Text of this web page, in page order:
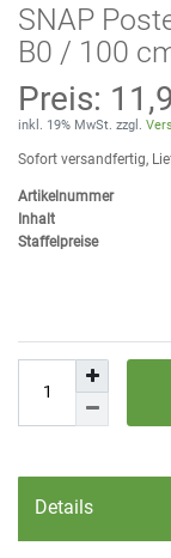
SNAP
B0 / 100
Preis:
inkl. 19% MwSt. zzgl.
Sofort versandfertig,
Artikelnummer
Inhalt
Staffelpreise
Details